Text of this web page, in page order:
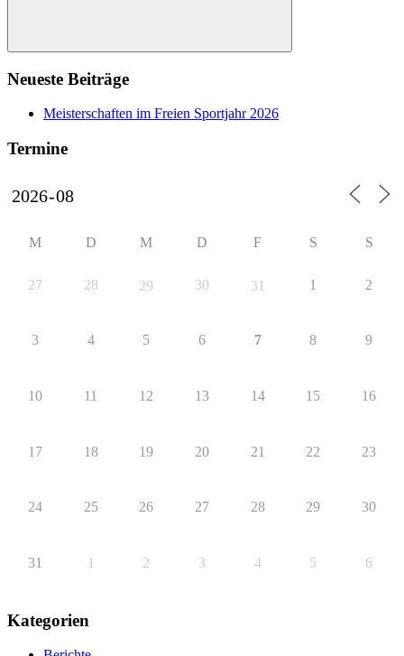
Suchen
Neueste Beiträge
Meisterschaften im Freien Sportjahr 2026
Termine
M D M D F S S
27 28 29 30 31 1 2
3 4 5 6 7 8 9
10 11 12 13 14 15 16
17 18 19 20 21 22 23
24 25 26 27 28 29 30
31 1 2 3 4 5 6
Kategorien